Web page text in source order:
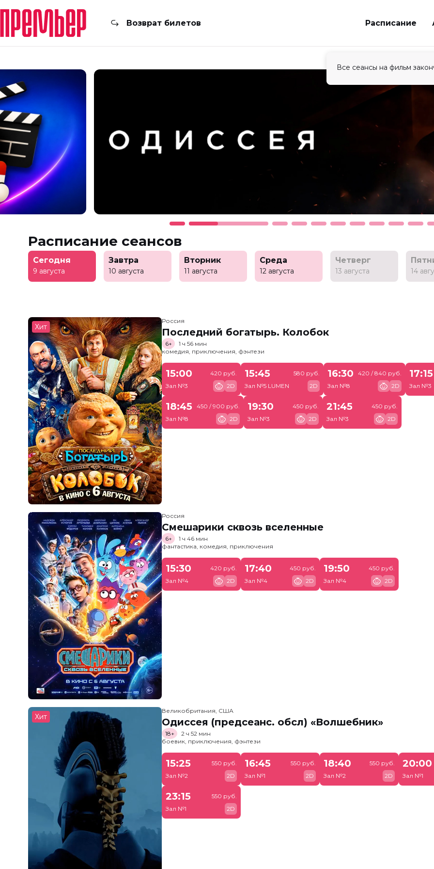
Возврат билетов Расписание
Расписание сеансов
Сегодня
9 августа
Завтра
10 августа
Вторник
11 августа
Среда
12 августа
Четверг
13 августа 14
Хит
Россия
Последний богатырь. Колобок
6+
1 ч 56 мин
комедия, приключения, фэнтези
15:00
Зал №3
420 руб.
2D
15:45
Зал №5 LUMEN
580 руб.
2D
16:30
Зал №8
420 / 840 руб.
2D
17:15
Зал №3
18:45
Зал №8
450 / 900 руб.
2D
19:30
Зал №3
450 руб.
2D
21:45
Зал №3
450 руб.
2D
Россия
Смешарики сквозь вселенные
6+
1 ч 46 мин
фантастика, комедия, приключения
15:30
Зал №4
420 руб.
2D
17:40
Зал №4
450 руб.
2D
19:50
Зал №4
450 руб.
2D
Хит
Великобритания, США
Одиссея (предсеанс. обсл) «Волшебник»
18+
2 ч 52 мин
боевик, приключения, фэнтези
15:25
Зал №2
550 руб.
2D
16:45
Зал №1
550 руб.
2D
18:40
Зал №2
550 руб.
2D
20:00
Зал №1
23:15
Зал №1
550 руб.
2D
Все сеансы на фильм